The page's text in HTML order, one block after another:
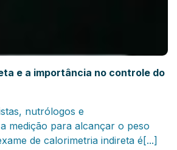
e a importância no controle do
nutrólogos e
medição para alcançar o peso
de calorimetria indireta é[...]